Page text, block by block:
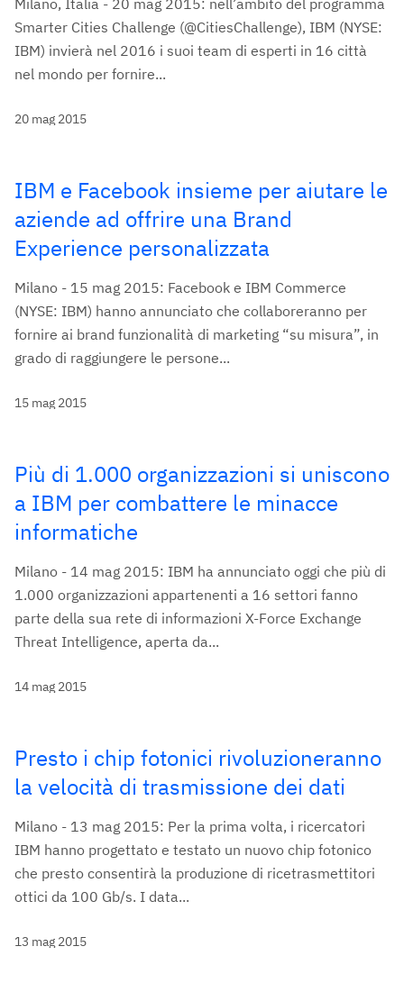
Milano, Italia - 20 mag 2015: nell’ambito del programma
Smarter Cities Challenge (@CitiesChallenge), IBM (NYSE:
IBM) invierà nel 2016 i suoi team di esperti in 16 città
nel mondo per fornire...
20 mag 2015
IBM e Facebook insieme per aiutare le
aziende ad offrire una Brand
Experience personalizzata
Milano - 15 mag 2015: Facebook e IBM Commerce
(NYSE: IBM) hanno annunciato che collaboreranno per
fornire ai brand funzionalità di marketing “su misura”, in
grado di raggiungere le persone...
15 mag 2015
Più di 1.000 organizzazioni si uniscono
a IBM per combattere le minacce
informatiche
Milano - 14 mag 2015: IBM ha annunciato oggi che più di
1.000 organizzazioni appartenenti a 16 settori fanno
parte della sua rete di informazioni X-Force Exchange
Threat Intelligence, aperta da...
14 mag 2015
Presto i chip fotonici rivoluzioneranno
la velocità di trasmissione dei dati
Milano - 13 mag 2015: Per la prima volta, i ricercatori
IBM hanno progettato e testato un nuovo chip fotonico
che presto consentirà la produzione di ricetrasmettitori
ottici da 100 Gb/s. I data...
13 mag 2015